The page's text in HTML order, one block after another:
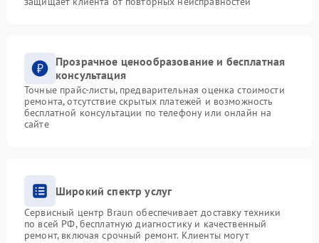
Прозрачное ценообразование и бесплатная
консультация
Точные прайс-листы, предварительная оценка стоимости
ремонта, отсутствие скрытых платежей и возможность
бесплатной консультации по телефону или онлайн на
сайте
Широкий спектр услуг
Сервисный центр Braun обеспечивает доставку техники
по всей РФ, бесплатную диагностику и качественный
ремонт, включая срочный ремонт. Клиенты могут